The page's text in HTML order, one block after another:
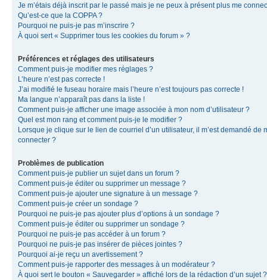
Je m’étais déjà inscrit par le passé mais je ne peux à présent plus me
Qu’est-ce que la COPPA ?
Pourquoi ne puis-je pas m’inscrire ?
À quoi sert « Supprimer tous les cookies du forum » ?
Préférences et réglages des utilisateurs
Comment puis-je modifier mes réglages ?
L’heure n’est pas correcte !
J’ai modifié le fuseau horaire mais l’heure n’est toujours pas correcte !
Ma langue n’apparaît pas dans la liste !
Comment puis-je afficher une image associée à mon nom d’utilisateur ?
Quel est mon rang et comment puis-je le modifier ?
Lorsque je clique sur le lien de courriel d’un utilisateur, il m’est demandé de
connecter ?
Problèmes de publication
Comment puis-je publier un sujet dans un forum ?
Comment puis-je éditer ou supprimer un message ?
Comment puis-je ajouter une signature à un message ?
Comment puis-je créer un sondage ?
Pourquoi ne puis-je pas ajouter plus d’options à un sondage ?
Comment puis-je éditer ou supprimer un sondage ?
Pourquoi ne puis-je pas accéder à un forum ?
Pourquoi ne puis-je pas insérer de pièces jointes ?
Pourquoi ai-je reçu un avertissement ?
Comment puis-je rapporter des messages à un modérateur ?
À quoi sert le bouton « Sauvegarder » affiché lors de la rédaction d’un sujet ?